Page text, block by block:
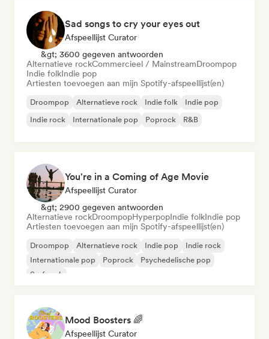
Sad songs to cry your eyes out
Afspeellijst Curator
&gt; 3600 gegeven antwoorden
Alternatieve rockCommercieel / MainstreamDroompop
Indie folkIndie pop
Artiesten toevoegen aan mijn Spotify-afspeellijst(en)
Droompop Alternatieve rock Indie folk
Indie pop
Indie rock
Internationale pop Poprock R&B
You're in a Coming of Age Movie
Afspeellijst Curator
&gt; 2900 gegeven antwoorden
Alternatieve rockDroompopHyperpopIndie folkIndie pop
Artiesten toevoegen aan mijn Spotify-afspeellijst(en)
Droompop Alternatieve rock Indie pop
Indie rock
Internationale pop
Poprock
Psychedelische pop
Surf rock
Mood Boosters 🌈
Afspeellijst Curator